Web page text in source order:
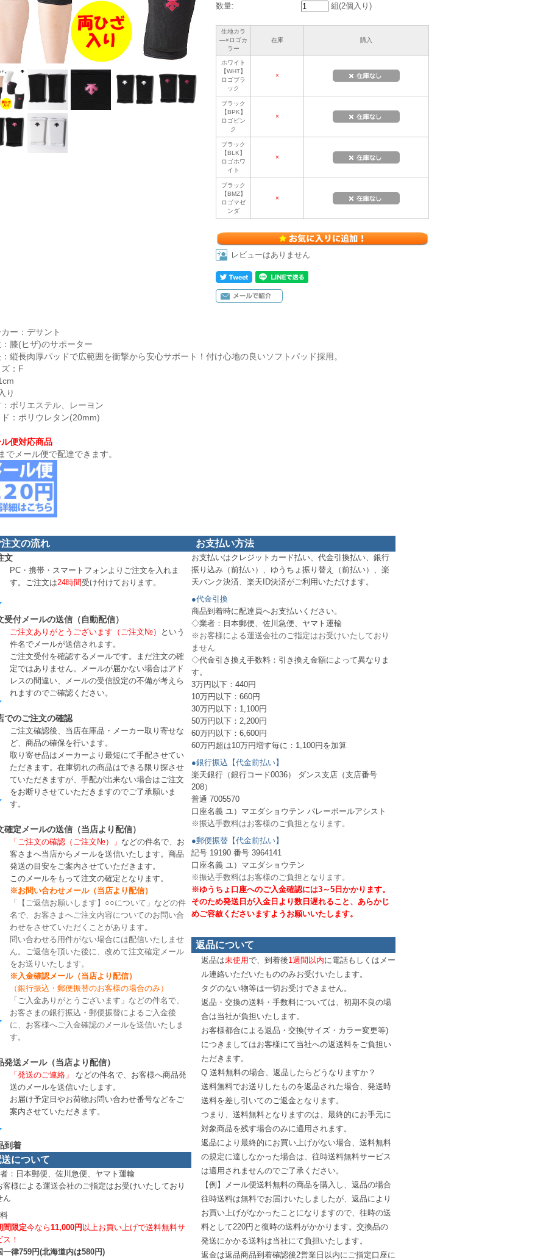
数量: 組(2個入り)
生地カラ
―×ロゴカ
ラー
在庫 購入
ホワイト
【WHT】
ロゴブラ
ック
×
ブラック
【BPK】
ロゴピン
ク
×
ブラック
【BLK】
ロゴホワ
イト
×
ブラック
【BMZ】
ロゴマゼ
ンダ
×
レビューはありません
ー：デサント
膝(ヒザ)のサポーター
縦長肉厚パッドで広範囲を衝撃から安心サポート！付け心地の良いソフトパッド採用。
：F
り
ポリエステル、レーヨン
：ポリウレタン(20mm)
便対応商品
でメール便で配達できます。
文の流れ
文
PC・携帯・スマートフォンよりご注文を入れま
す。ご注文は24時間受け付けております。
受付メールの送信（自動配信）
ご注文ありがとうございます（ご注文№）
という
件名でメールが送信されます。
ご注文受付を確認するメールです。まだ注文の確
定ではありません。メールが届かない場合はアド
レスの間違い、メールの受信設定の不備が考えら
れますのでご確認ください。
でのご注文の確認
ご注文確認後、当店在庫品・メーカー取り寄せな
ど、商品の確保を行います。
取り寄せ品はメーカーより最短にて手配させてい
ただきます。在庫切れの商品はできる限り探させ
ていただきますが、手配が出来ない場合はご注文
をお断りさせていただきますのでご了承願いま
す。
確定メールの送信（当店より配信）
「ご注文の確認（ご注文№）」 などの件名で、お
客さまへ当店からメールを送信いたします。商品
発送の目安をご案内させていただきます。
このメールをもって注文の確定となります。
※お問い合わせメール（当店より配信）
「【ご返信お願いします】○○について」などの件
名で、お客さまへご注文内容についてのお問い合
わせをさせていただくことがあります。
問い合わせる用件がない場合には配信いたしませ
ん。ご返信を頂いた後に、改めて注文確定メール
をお送りいたします。
※入金確認メール（当店より配信）
（銀行振込・郵便振替のお客様の場合のみ）
「ご入金ありがとうございます」などの件名で、
お客さまの銀行振込・郵便振替によるご入金後
に、お客様へご入金確認のメールを送信いたしま
す。
発送メール（当店より配信）
「発送のご連絡」 などの件名で、お客様へ商品発
送のメールを送信いたします。
お届け予定日やお荷物お問い合わせ番号などをご
案内させていただきます。
到着
について
：日本郵便、佐川急便、ヤマト運輸
様による運送会社のご指定はお受けいたしており
ん
料
間限定今なら11,000円以上お買い上げで送料無料サ
！
一律759円(北海道内は580円)
お支払い方法
お支払いはクレジットカード払い、代金引換払い、銀行
振り込み（前払い）、ゆうちょ振り替え（前払い）、楽
天バンク決済、楽天ID決済がご利用いただけます。
●代金引換
商品到着時に配達員へお支払いください。
◇業者：日本郵便、佐川急便、ヤマト運輸
※お客様による運送会社のご指定はお受けいたしており
ません
◇代金引き換え手数料：引き換え金額によって異なりま
す。
3万円以下：440円
10万円以下：660円
30万円以下：1,100円
50万円以下：2,200円
60万円以下：6,600円
60万円超は10万円増す毎に：1,100円を加算
●銀行振込【代金前払い】
楽天銀行（銀行コード0036） ダンス支店（支店番号
208）
普通 7005570
口座名義 ユ）マエダショウテン バレーボールアシスト
※振込手数料はお客様のご負担となります。
●郵便振替【代金前払い】
記号 19190 番号 3964141
口座名義 ユ）マエダショウテン
※振込手数料はお客様のご負担となります。
※ゆうちょ口座へのご入金確認には3～5日かかります。
そのため発送日が入金日より数日遅れること、あらかじ
めご容赦くださいますようお願いいたします。
返品について
返品は未使用で、到着後1週間以内に電話もしくはメー
ル連絡いただいたもののみお受けいたします。
タグのない物等は一切お受けできません。
返品・交換の送料・手数料については、初期不良の場
合は当社が負担いたします。
お客様都合による返品・交換(サイズ・カラー変更等)
につきましてはお客様にて当社への返送料をご負担い
ただきます。
Q 送料無料の場合、返品したらどうなりますか？
送料無料でお送りしたものを返品された場合、発送時
送料を差し引いてのご返金となります。
つまり、送料無料となりますのは、最終的にお手元に
対象商品を残す場合のみに適用されます。
返品により最終的にお買い上げがない場合、送料無料
の規定に達しなかった場合は、往時送料無料サービス
は適用されませんのでご了承ください。
【例】メール便送料無料の商品を購入し、返品の場合
往時送料は無料でお届けいたしましたが、返品により
お買い上げがなかったことになりますので、往時の送
料として220円と復時の送料がかかります。交換品の
発送にかかる送料は当社にて負担いたします。
返金は返品商品到着確認後2営業日以内にご指定口座に